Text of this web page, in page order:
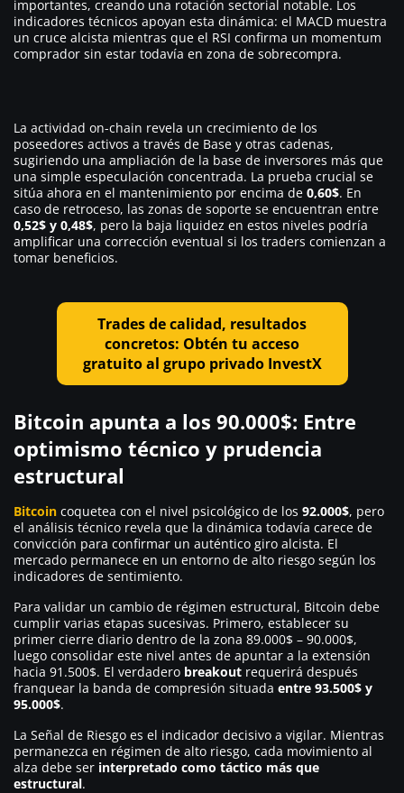
importantes, creando una rotación sectorial notable. Los
indicadores técnicos apoyan esta dinámica: el MACD muestra
un cruce alcista mientras que el RSI confirma un momentum
comprador sin estar todavía en zona de sobrecompra.
La actividad on-chain revela un crecimiento de los
poseedores activos a través de Base y otras cadenas,
sugiriendo una ampliación de la base de inversores más que
una simple especulación concentrada. La prueba crucial se
sitúa ahora en el mantenimiento por encima de 0,60$. En
caso de retroceso, las zonas de soporte se encuentran entre
0,52$ y 0,48$, pero la baja liquidez en estos niveles podría
amplificar una corrección eventual si los traders comienzan a
tomar beneficios.
Trades de calidad, resultados
concretos: Obtén tu acceso
gratuito al grupo privado InvestX
Bitcoin apunta a los 90.000$: Entre
optimismo técnico y prudencia
estructural
Bitcoin coquetea con el nivel psicológico de los 92.000$, pero
el análisis técnico revela que la dinámica todavía carece de
convicción para confirmar un auténtico giro alcista. El
mercado permanece en un entorno de alto riesgo según los
indicadores de sentimiento.
Para validar un cambio de régimen estructural, Bitcoin debe
cumplir varias etapas sucesivas. Primero, establecer su
primer cierre diario dentro de la zona 89.000$ – 90.000$,
luego consolidar este nivel antes de apuntar a la extensión
hacia 91.500$. El verdadero breakout requerirá después
franquear la banda de compresión situada entre 93.500$ y
95.000$.
La Señal de Riesgo es el indicador decisivo a vigilar. Mientras
permanezca en régimen de alto riesgo, cada movimiento al
alza debe ser interpretado como táctico más que
estructural.